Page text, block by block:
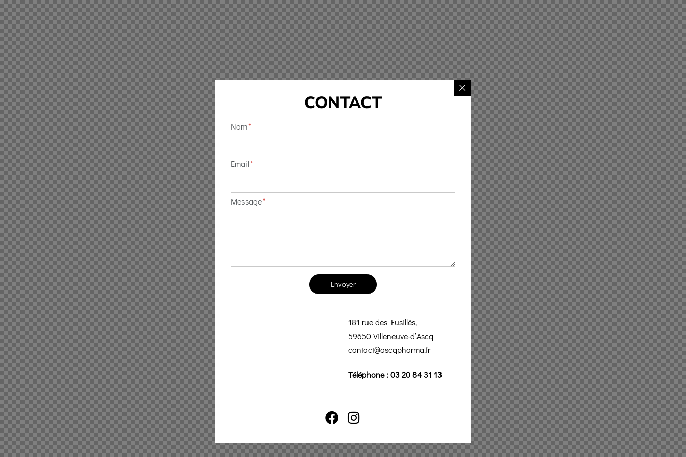
CONTACT
Nom
Email
Message
Envoyer
181 rue des Fusillés,
59650 Villeneuve-d’Ascq
contact@ascqpharma.fr
Téléphone : 03 20 84 31 13